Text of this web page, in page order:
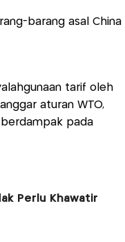
barang asal China
tarif oleh
aturan WTO,
pada
Perlu Khawatir